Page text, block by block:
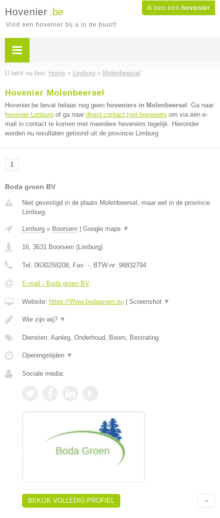
Ik ben een hovenier
Hovenier .be
Vind een hovenier bij u in de buurt!
U bent nu hier: Home » Limburg » Molenbeersel
Hovenier Molenbeersel
Hovenier.be bevat helaas nog geen hoveniers in Molenbeersel . Ga naar
hovenier Limburg of ga naar direct contact met hoveniers om via één e-
mail in contact te komen met meerdere hoveniers tegelijk. Hieronder
worden nu resultaten getoond uit de provincie Limburg.
1
Boda groen BV
Niet gevestigd in de plaats Molenbeersel, maar wel in de provincie
Limburg.
Limburg » Boorsem Google maps ▼
16, 3631 Boorsem (Limburg)
Tel: 0630258208, Fax: -, BTW-nr: 98832794
E-mail › Boda groen BV
Website: https://Www.bodagroen.eu Screenshot ▼
Wie zijn wij? ▼
Diensten: Aanleg, Onderhoud, Boom, Bestrating
Openingstijden ▼
Sociale media:
BEKIJK VOLLEDIG PROFIEL